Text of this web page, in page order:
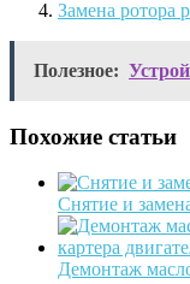
Замена ротора
Полезное:
Похожие статьи
Снятие и
Демонтаж